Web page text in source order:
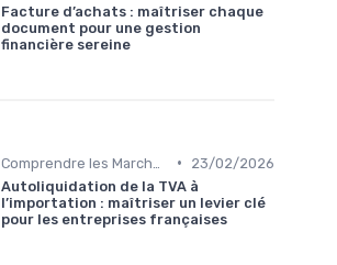
Facture d’achats : maîtriser chaque
document pour une gestion
financière sereine
•
23/02/2026
Autoliquidation de la TVA à
l’importation : maîtriser un levier clé
pour les entreprises françaises